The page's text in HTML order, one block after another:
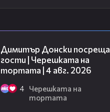
Димитър Донски посреща
гости | Черешката на
тортата | 4 авг. 2026
4
Черешката на
тортата